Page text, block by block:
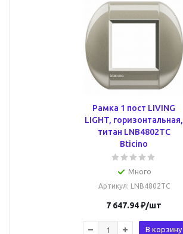
Рамка 1 пост LIVING
LIGHT, горизонтальная,
титан LNB4802TC
Bticino
Много
Артикул: LNB4802TC
7 647.94₽/шт
В корзину